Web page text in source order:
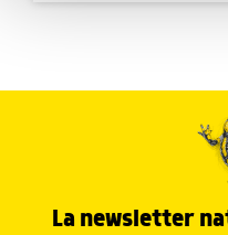
avec d'autres
La newsletter